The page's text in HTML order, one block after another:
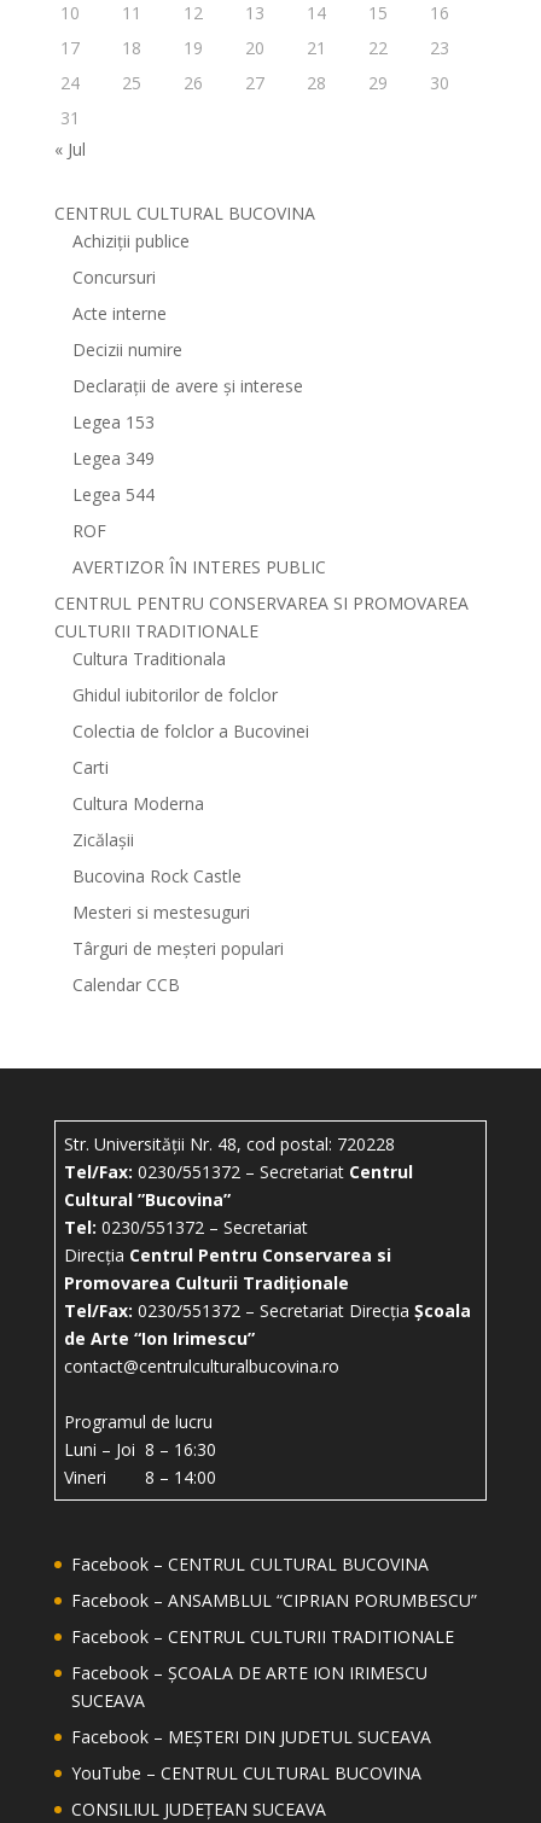
10
11 12 13 14 15
16
17
18 19 20 21 22
23
24
25 26 27 28 29
30
31
« Jul
CENTRUL CULTURAL BUCOVINA
Achiziții publice
Concursuri
Acte interne
Decizii numire
Declarații de avere și interese
Legea 153
Legea 349
Legea 544
ROF
AVERTIZOR ÎN INTERES PUBLIC
CENTRUL PENTRU CONSERVAREA SI PROMOVAREA
CULTURII TRADITIONALE
Cultura Traditionala
Ghidul iubitorilor de folclor
Colectia de folclor a Bucovinei
Carti
Cultura Moderna
Zicălașii
Bucovina Rock Castle
Mesteri si mestesuguri
Târguri de meșteri populari
Calendar CCB
Str. Universității Nr. 48, cod postal: 720228
Tel/Fax: 0230/551372 – Secretariat Centrul
Cultural ”Bucovina”
Tel: 0230/551372 – Secretariat
Direcția Centrul Pentru Conservarea si
Promovarea Culturii Tradiționale
Tel/Fax: 0230/551372 – Secretariat Direcția Școala
de Arte “Ion Irimescu”
contact@centrulculturalbucovina.ro
Programul de lucru
Luni – Joi 8 – 16:30
Vineri 8 – 14:00
Facebook – CENTRUL CULTURAL BUCOVINA
Facebook – ANSAMBLUL “CIPRIAN PORUMBESCU”
Facebook – CENTRUL CULTURII TRADITIONALE
Facebook – ȘCOALA DE ARTE ION IRIMESCU
SUCEAVA
Facebook – MEȘTERI DIN JUDETUL SUCEAVA
YouTube – CENTRUL CULTURAL BUCOVINA
CONSILIUL JUDEȚEAN SUCEAVA